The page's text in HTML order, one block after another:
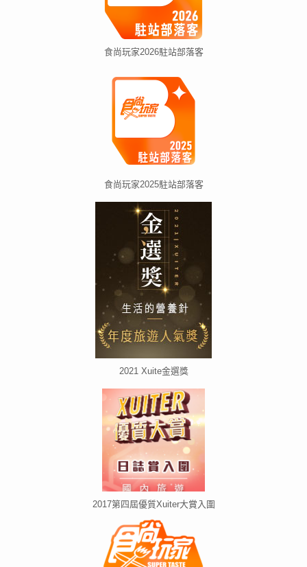
食尚玩家2026駐站部落客
食尚玩家2025駐站部落客
2021 Xuite金選獎
2017第四屆優質Xuiter大賞入圍